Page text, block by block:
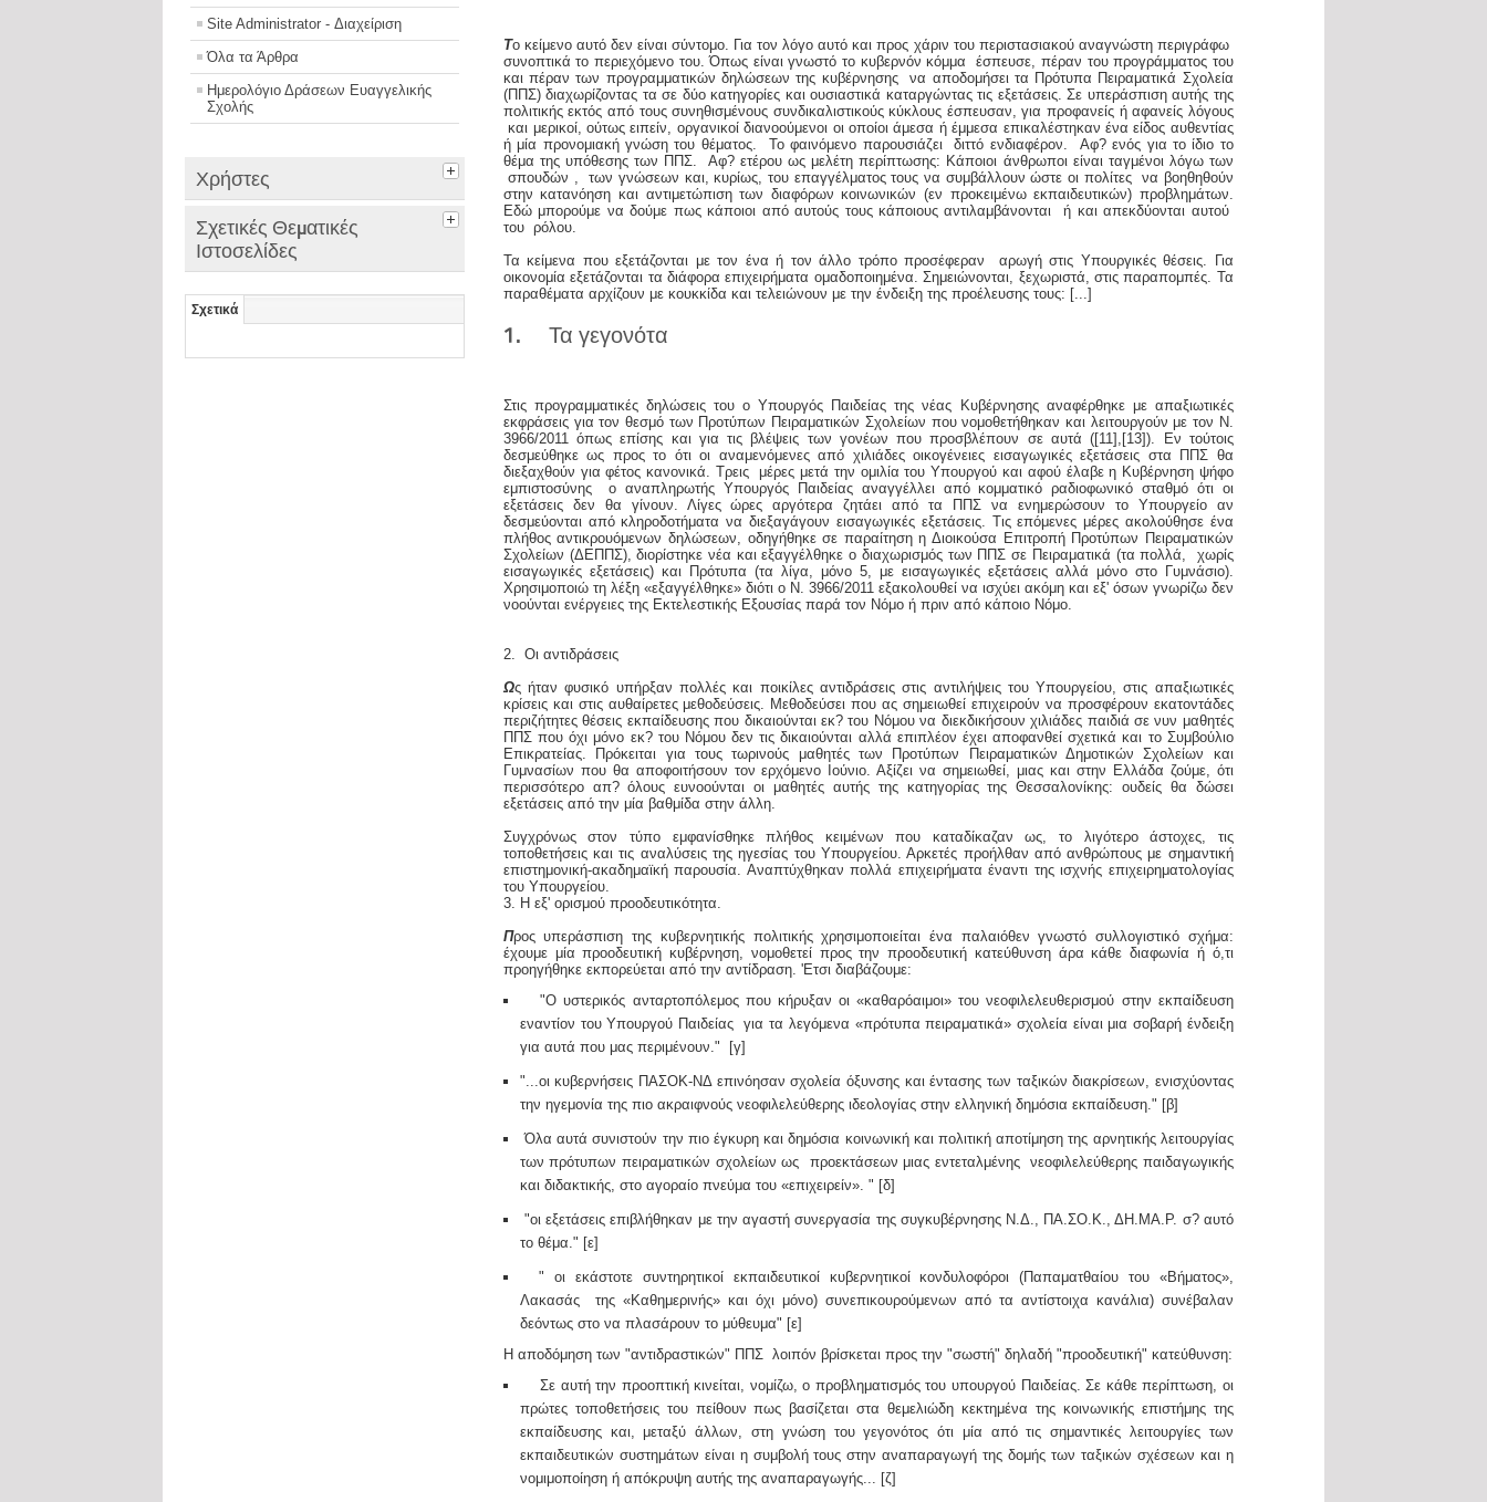
Site Administrator - Διαχείριση
Όλα τα Άρθρα
Ημερολόγιο Δράσεων Ευαγγελικής
Σχολής
Χρήστες
Σχετικές Θεματικές
Ιστοσελίδες
Σχετικά
Το κείμενο αυτό δεν είναι σύντομο. Για τον λόγο αυτό και προς χάριν του περιστασιακού αναγνώστη περιγράφω
συνοπτικά το περιεχόμενο του. Όπως είναι γνωστό το κυβερνόν κόμμα έσπευσε, πέραν του προγράμματος του
και πέραν των προγραμματικών δηλώσεων της κυβέρνησης να αποδομήσει τα Πρότυπα Πειραματικά Σχολεία
(ΠΠΣ) διαχωρίζοντας τα σε δύο κατηγορίες και ουσιαστικά καταργώντας τις εξετάσεις. Σε υπεράσπιση αυτής της
πολιτικής εκτός από τους συνηθισμένους συνδικαλιστικούς κύκλους έσπευσαν, για προφανείς ή αφανείς λόγους
και μερικοί, ούτως ειπείν, οργανικοί διανοούμενοι οι οποίοι άμεσα ή έμμεσα επικαλέστηκαν ένα είδος αυθεντίας
ή μία προνομιακή γνώση του θέματος. Το φαινόμενο παρουσιάζει διττό ενδιαφέρον. Aφ? ενός για το ίδιο το
θέμα της υπόθεσης των ΠΠΣ. Aφ? ετέρου ως μελέτη περίπτωσης: Κάποιοι άνθρωποι είναι ταγμένοι λόγω των
σπουδών , των γνώσεων και, κυρίως, του επαγγέλματος τους να συμβάλλουν ώστε οι πολίτες να βοηθηθούν
στην κατανόηση και αντιμετώπιση των διαφόρων κοινωνικών (εν προκειμένω εκπαιδευτικών) προβλημάτων.
Εδώ μπορούμε να δούμε πως κάποιοι από αυτούς τους κάποιους αντιλαμβάνονται ή και απεκδύονται αυτού
του ρόλου.
Τα κείμενα που εξετάζονται με τον ένα ή τον άλλο τρόπο προσέφεραν αρωγή στις Υπουργικές θέσεις. Για
οικονομία εξετάζονται τα διάφορα επιχειρήματα ομαδοποιημένα. Σημειώνονται, ξεχωριστά, στις παραπομπές. Τα
παραθέματα αρχίζουν με κουκκίδα και τελειώνουν με την ένδειξη της προέλευσης τους: [...]
1. Τα γεγονότα
Στις προγραμματικές δηλώσεις του ο Υπουργός Παιδείας της νέας Κυβέρνησης αναφέρθηκε με απαξιωτικές
εκφράσεις για τον θεσμό των Προτύπων Πειραματικών Σχολείων που νομοθετήθηκαν και λειτουργούν με τον Ν.
3966/2011 όπως επίσης και για τις βλέψεις των γονέων που προσβλέπουν σε αυτά ([11],[13]). Εν τούτοις
δεσμεύθηκε ως προς το ότι οι αναμενόμενες από χιλιάδες οικογένειες εισαγωγικές εξετάσεις στα ΠΠΣ θα
διεξαχθούν για φέτος κανονικά. Τρεις μέρες μετά την ομιλία του Υπουργού και αφού έλαβε η Κυβέρνηση ψήφο
εμπιστοσύνης ο αναπληρωτής Υπουργός Παιδείας αναγγέλλει από κομματικό ραδιοφωνικό σταθμό ότι οι
εξετάσεις δεν θα γίνουν. Λίγες ώρες αργότερα ζητάει από τα ΠΠΣ να ενημερώσουν το Υπουργείο αν
δεσμεύονται από κληροδοτήματα να διεξαγάγουν εισαγωγικές εξετάσεις. Τις επόμενες μέρες ακολούθησε ένα
πλήθος αντικρουόμενων δηλώσεων, οδηγήθηκε σε παραίτηση η Διοικούσα Επιτροπή Προτύπων Πειραματικών
Σχολείων (ΔΕΠΠΣ), διορίστηκε νέα και εξαγγέλθηκε ο διαχωρισμός των ΠΠΣ σε Πειραματικά (τα πολλά, χωρίς
εισαγωγικές εξετάσεις) και Πρότυπα (τα λίγα, μόνο 5, με εισαγωγικές εξετάσεις αλλά μόνο στο Γυμνάσιο).
Χρησιμοποιώ τη λέξη «εξαγγέλθηκε» διότι ο Ν. 3966/2011 εξακολουθεί να ισχύει ακόμη και εξ' όσων γνωρίζω δεν
νοούνται ενέργειες της Εκτελεστικής Εξουσίας παρά τον Νόμο ή πριν από κάποιο Νόμο.
2. Οι αντιδράσεις
Ως ήταν φυσικό υπήρξαν πολλές και ποικίλες αντιδράσεις στις αντιλήψεις του Υπουργείου, στις απαξιωτικές
κρίσεις και στις αυθαίρετες μεθοδεύσεις. Μεθοδεύσει που ας σημειωθεί επιχειρούν να προσφέρουν εκατοντάδες
περιζήτητες θέσεις εκπαίδευσης που δικαιούνται εκ? του Νόμου να διεκδικήσουν χιλιάδες παιδιά σε νυν μαθητές
ΠΠΣ που όχι μόνο εκ? του Νόμου δεν τις δικαιούνται αλλά επιπλέον έχει αποφανθεί σχετικά και το Συμβούλιο
Επικρατείας. Πρόκειται για τους τωρινούς μαθητές των Προτύπων Πειραματικών Δημοτικών Σχολείων και
Γυμνασίων που θα αποφοιτήσουν τον ερχόμενο Ιούνιο. Αξίζει να σημειωθεί, μιας και στην Ελλάδα ζούμε, ότι
περισσότερο απ? όλους ευνοούνται οι μαθητές αυτής της κατηγορίας της Θεσσαλονίκης: ουδείς θα δώσει
εξετάσεις από την μία βαθμίδα στην άλλη.
Συγχρόνως στον τύπο εμφανίσθηκε πλήθος κειμένων που καταδίκαζαν ως, το λιγότερο άστοχες, τις
τοποθετήσεις και τις αναλύσεις της ηγεσίας του Υπουργείου. Αρκετές προήλθαν από ανθρώπους με σημαντική
επιστημονική-ακαδημαϊκή παρουσία. Αναπτύχθηκαν πολλά επιχειρήματα έναντι της ισχνής επιχειρηματολογίας
του Υπουργείου.
3. Η εξ' ορισμού προοδευτικότητα.
Προς υπεράσπιση της κυβερνητικής πολιτικής χρησιμοποιείται ένα παλαιόθεν γνωστό συλλογιστικό σχήμα:
έχουμε μία προοδευτική κυβέρνηση, νομοθετεί προς την προοδευτική κατεύθυνση άρα κάθε διαφωνία ή ό,τι
προηγήθηκε εκπορεύεται από την αντίδραση. 'Ετσι διαβάζουμε:
"Ο υστερικός ανταρτοπόλεμος που κήρυξαν οι «καθαρόαιμοι» του νεοφιλελευθερισμού στην εκπαίδευση
εναντίον του Υπουργού Παιδείας για τα λεγόμενα «πρότυπα πειραματικά» σχολεία είναι μια σοβαρή ένδειξη
για αυτά που μας περιμένουν." [γ]
"...οι κυβερνήσεις ΠΑΣΟΚ-ΝΔ επινόησαν σχολεία όξυνσης και έντασης των ταξικών διακρίσεων, ενισχύοντας
την ηγεμονία της πιο ακραιφνούς νεοφιλελεύθερης ιδεολογίας στην ελληνική δημόσια εκπαίδευση." [β]
Όλα αυτά συνιστούν την πιο έγκυρη και δημόσια κοινωνική και πολιτική αποτίμηση της αρνητικής λειτουργίας
των πρότυπων πειραματικών σχολείων ως προεκτάσεων μιας εντεταλμένης νεοφιλελεύθερης παιδαγωγικής
και διδακτικής, στο αγοραίο πνεύμα του «επιχειρείν». " [δ]
"οι εξετάσεις επιβλήθηκαν με την αγαστή συνεργασία της συγκυβέρνησης Ν.Δ., ΠΑ.ΣΟ.Κ., ΔΗ.ΜΑ.Ρ. σ? αυτό
το θέμα." [ε]
" οι εκάστοτε συντηρητικοί εκπαιδευτικοί κυβερνητικοί κονδυλοφόροι (Παπαματθαίου του «Βήματος»,
Λακασάς της «Καθημερινής» και όχι μόνο) συνεπικουρούμενων από τα αντίστοιχα κανάλια) συνέβαλαν
δεόντως στο να πλασάρουν το μύθευμα" [ε]
Η αποδόμηση των "αντιδραστικών" ΠΠΣ λοιπόν βρίσκεται προς την "σωστή" δηλαδή "προοδευτική" κατεύθυνση:
Σε αυτή την προοπτική κινείται, νομίζω, ο προβληματισμός του υπουργού Παιδείας. Σε κάθε περίπτωση, οι
πρώτες τοποθετήσεις του πείθουν πως βασίζεται στα θεμελιώδη κεκτημένα της κοινωνικής επιστήμης της
εκπαίδευσης και, μεταξύ άλλων, στη γνώση του γεγονότος ότι μία από τις σημαντικές λειτουργίες των
εκπαιδευτικών συστημάτων είναι η συμβολή τους στην αναπαραγωγή της δομής των ταξικών σχέσεων και η
νομιμοποίηση ή απόκρυψη αυτής της αναπαραγωγής... [ζ]